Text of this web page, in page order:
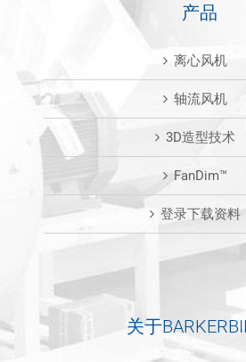
产品
离心风机
轴流风机
3D造型技术
FanDim™
登录下载资料
关于